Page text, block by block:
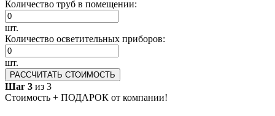
Количество труб в помещении:
шт.
Количество осветительных приборов:
шт.
РАССЧИТАТЬ СТОИМОСТЬ
Шаг 3 из 3
Стоимость + ПОДАРОК от компании!